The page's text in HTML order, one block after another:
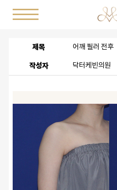
제목 어깨 필러 전후
작성자 닥터케빈의원